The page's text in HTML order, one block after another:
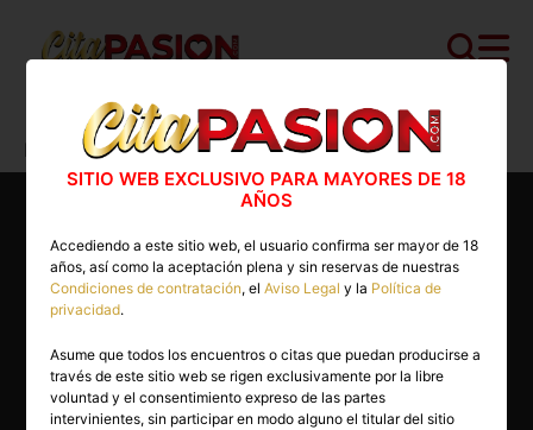
Cita PASION.COM>Escorts>Madrid>
Madrid capital>Amiga
SITIO WEB EXCLUSIVO PARA MAYORES DE 18
AÑOS
Accediendo a este sitio web, el usuario confirma ser mayor de 18
años, así como la aceptación plena y sin reservas de nuestras
Condiciones de contratación, elAviso Legal y la Política de
privacidad.
Asume que todos los encuentros o citas que puedan producirse a
través de este sitio web se rigen exclusivamente por la libre
voluntad y el consentimiento expreso de las partes
intervinientes, sin participar en modo alguno el titular del sitio